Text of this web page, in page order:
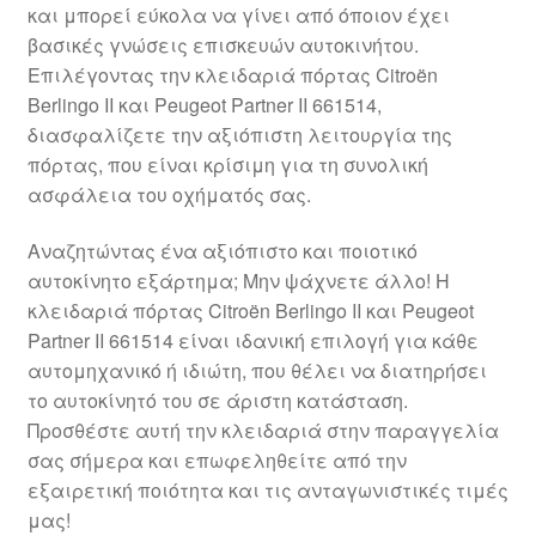
πληρωμές
Πολιτική Απορρήτου
Σχετικά με εμάς
και μπορεί εύκολα να γίνει από όποιον έχει
βασικές γνώσεις επισκευών αυτοκινήτου.
Επιλέγοντας την κλειδαριά πόρτας Citroën
Berlingo II και Peugeot Partner II 661514,
διασφαλίζετε την αξιόπιστη λειτουργία της
πόρτας, που είναι κρίσιμη για τη συνολική
ασφάλεια του οχήματός σας.
Αναζητώντας ένα αξιόπιστο και ποιοτικό
αυτοκίνητο εξάρτημα; Μην ψάχνετε άλλο! Η
κλειδαριά πόρτας Citroën Berlingo II και Peugeot
Partner II 661514 είναι ιδανική επιλογή για κάθε
αυτομηχανικό ή ιδιώτη, που θέλει να διατηρήσει
το αυτοκίνητό του σε άριστη κατάσταση.
Προσθέστε αυτή την κλειδαριά στην παραγγελία
σας σήμερα και επωφεληθείτε από την
εξαιρετική ποιότητα και τις ανταγωνιστικές τιμές
μας!